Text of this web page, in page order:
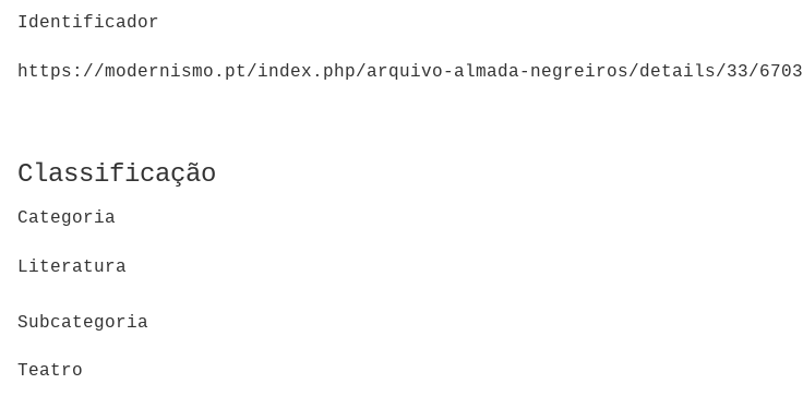
Identificador
https://modernismo.pt/index.php/arquivo-almada-negreiros/details/33/6703
Classificação
Categoria
Literatura
Subcategoria
Teatro